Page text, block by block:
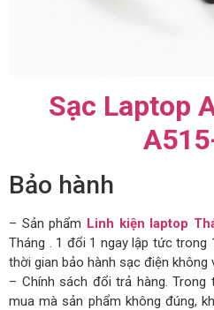
Sạc Laptop
Bảo hành
– Sản phẩm Linh kiện laptop
Tháng . 1 đổi 1 ngay lập tức trong
thời gian bảo hành sạc điện không
– Chính sách đổi trả hàng. Trong
mua mà sản phẩm không đúng,